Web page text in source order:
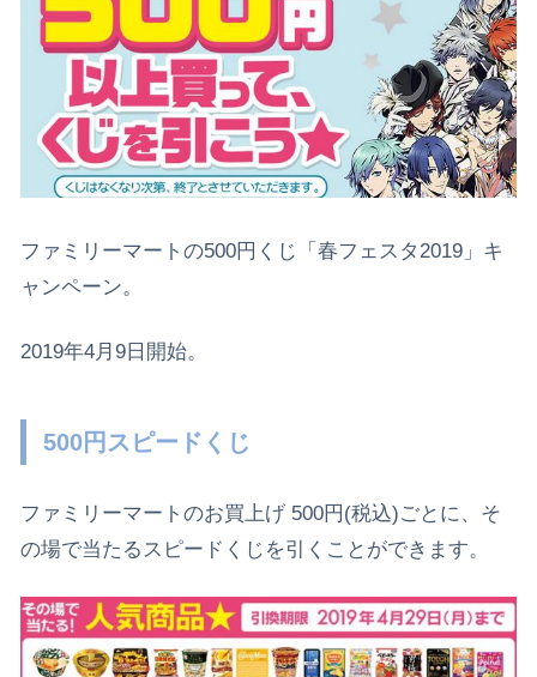
ファミリーマートの500円くじ「春フェスタ2019」キ
ャンペーン。
2019年4月9日開始。
500円スピードくじ
ファミリーマートのお買上げ 500円(税込)ごとに、そ
の場で当たるスピードくじを引くことができます。